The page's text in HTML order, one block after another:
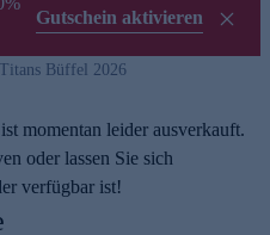
Gutschein aktivieren
Büffel 2026
momentan leider ausverkauft.
oder lassen Sie sich
verfügbar ist!